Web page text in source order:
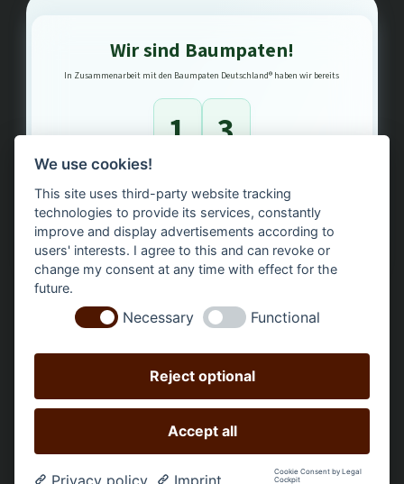
Wir sind Baumpaten!
In Zusammenarbeit mit den Baumpaten Deutschland® haben wir bereits
1 3
Alle Preise inkl. gesetzl. Mehrwertsteuer zzgl.
und ggf. Nachnahmegebühren, wenn nicht
We use cookies!
This site uses third-party website tracking
technologies to provide its services, constantly
improve and display advertisements according to
users' interests. I agree to this and can revoke or
change my consent at any time with effect for the
future.
Necessary Functional
Reject optional
Accept all
Privacy policy Imprint
Cookie Consent by Legal
Cockpit